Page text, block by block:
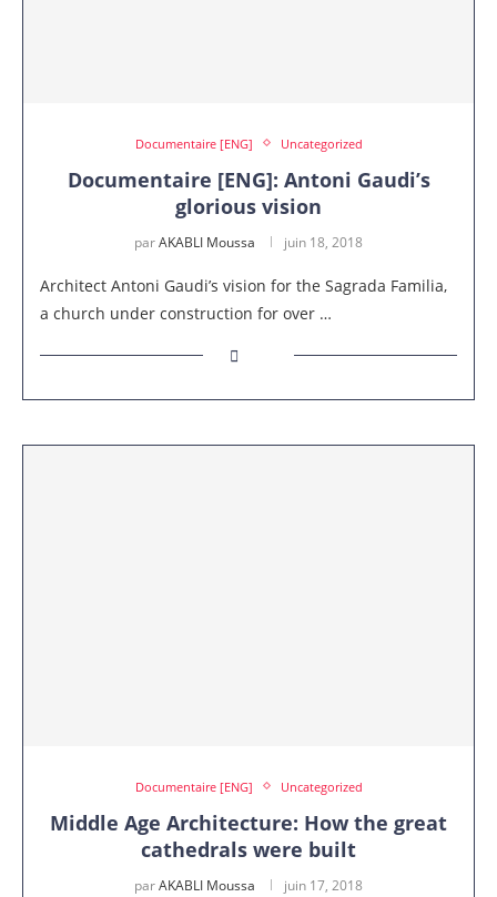
Documentaire [ENG] Uncategorized
Documentaire [ENG]: Antoni Gaudi’s
glorious vision
parAKABLI Moussa juin 18, 2018
Architect Antoni Gaudi’s vision for the Sagrada Familia,
a church under construction for over …
Documentaire [ENG] Uncategorized
Middle Age Architecture: How the great
cathedrals were built
parAKABLI Moussa juin 17, 2018